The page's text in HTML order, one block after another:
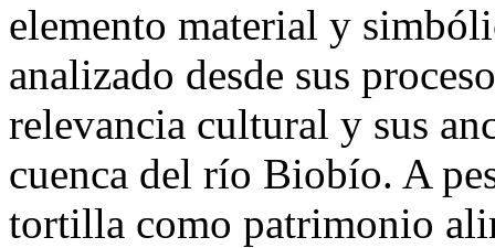
elemento material y
analizado desde sus
relevancia cultural y sus
cuenca del río Biobío. A
tortilla como patrimonio